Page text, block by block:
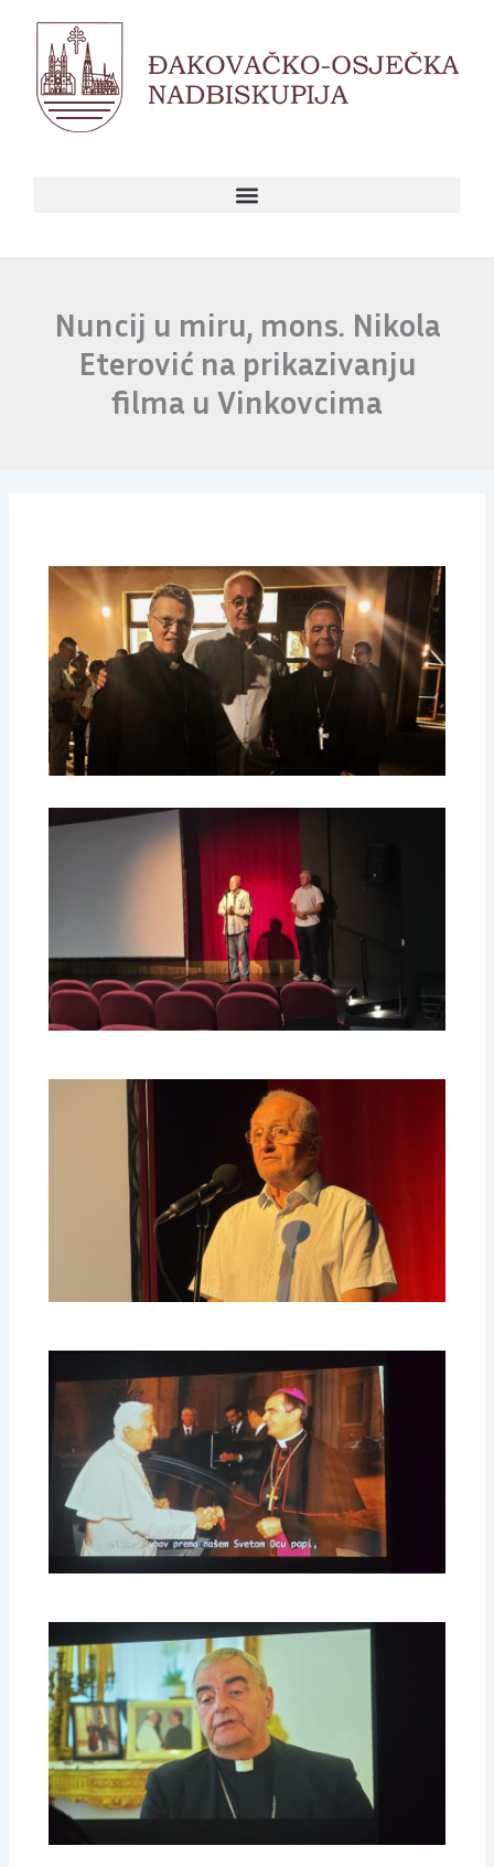
content
Nuncij u miru, mons. Nikola
Eterović na prikazivanju
filma u Vinkovcima